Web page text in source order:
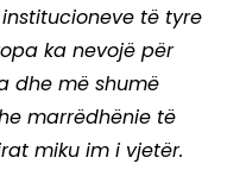
të tyre
ka nevojë për
dhe më shumë
marrëdhënie të
miku im i vjetër.